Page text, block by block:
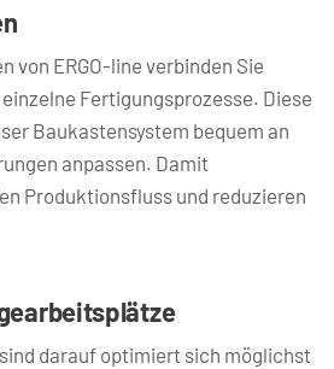
von ERGO-line verbinden Sie
Fertigungsprozesse. Diese
Baukastensystem bequem an
anpassen. Damit
Produktionsfluss und reduzieren
darauf optimiert sich möglichst